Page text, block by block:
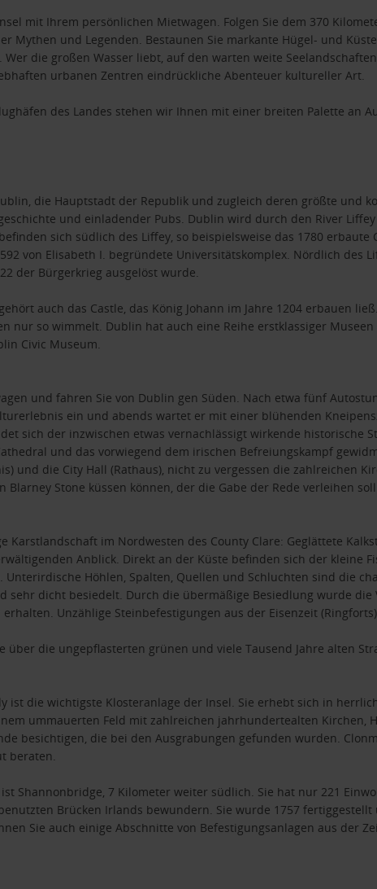
mit Ihrem persönlichen Mietwagen. Folgen Sie dem 370
Mythen und Legenden. Bestaunen Sie markante Hügel- und
Wer die großen Wasser liebt, auf den warten weite
urbanen Zentren eindrückliche Abenteuer kultureller Art.
des Landes stehen wir Ihnen mit einer breiten Palette an
die Hauptstadt der Republik und zugleich deren größte und
und einladender Pubs. Dublin wird durch den River
sich südlich des Liffey, so beispielsweise das 1780
von Elisabeth I. begründete Universitätskomplex. Nördlich des
der Bürgerkrieg ausgelöst wurde.
auch das Castle, das König Johann im Jahre 1204 erbauen
nur so wimmelt. Dublin hat auch eine Reihe erstklassiger
Civic Museum.
und fahren Sie von Dublin gen Süden. Nach etwa fünf
ein und abends wartet er mit einer blühenden
sich der inzwischen etwas vernachlässigt wirkende historische
und das vorwiegend dem irischen Befreiungskampf
und die City Hall (Rathaus), nicht zu vergessen die zahlreichen
Blarney Stone küssen können, der die Gabe der Rede verleihen soll.
Karstlandschaft im Nordwesten des County Clare: Geglättete
Anblick. Direkt an der Küste befinden sich der kleine
Unterirdische Höhlen, Spalten, Quellen und Schluchten sind die
sehr dicht besiedelt. Durch die übermäßige Besiedlung wurde
Unzählige Steinbefestigungen aus der Eisenzeit
über die ungepflasterten grünen und viele Tausend Jahre alten
ist die wichtigste Klosteranlage der Insel. Sie erhebt sich in
ummauerten Feld mit zahlreichen jahrhundertealten Kirchen,
besichtigen, die bei den Ausgrabungen gefunden wurden.
beraten.
Shannonbridge, 7 Kilometer weiter südlich. Sie hat nur 221
Brücken Irlands bewundern. Sie wurde 1757
Sie auch einige Abschnitte von Befestigungsanlagen aus der